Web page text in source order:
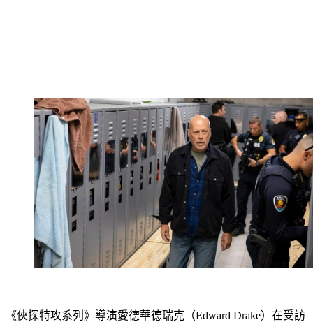
《俠探特攻系列》導演愛德華德瑞克（Edward Drake）在受訪